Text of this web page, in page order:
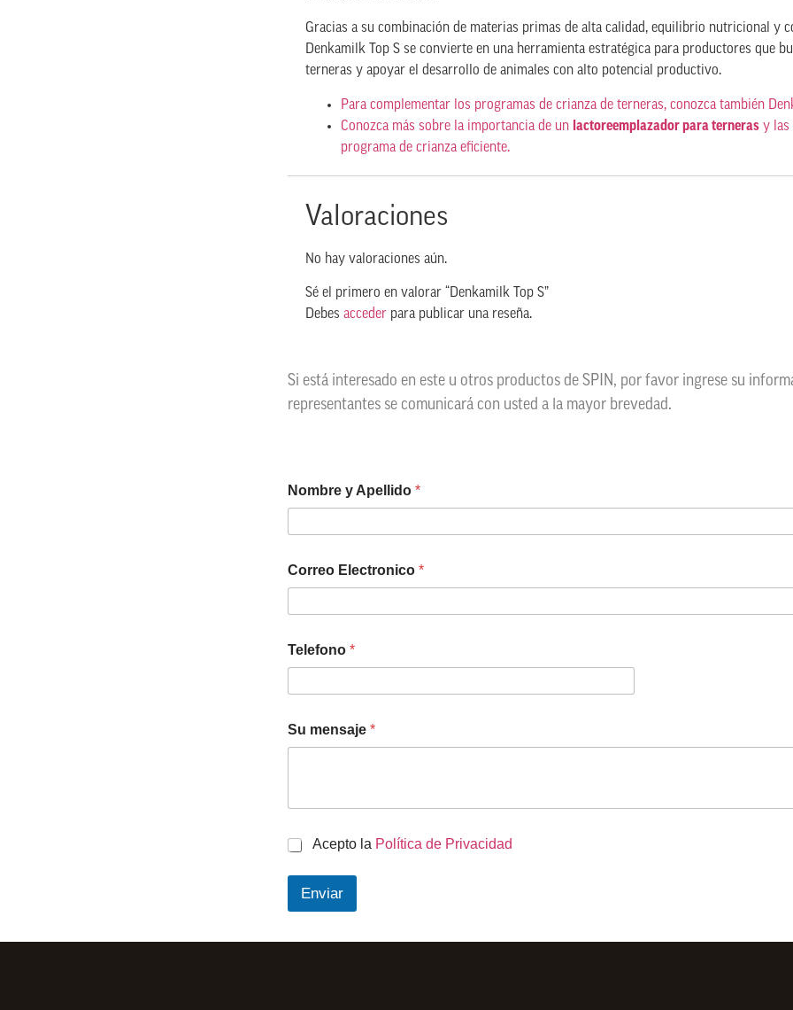
Gracias a su combinación de materias primas de alta calidad, equilibrio nutricional y
Denkamilk Top S se convierte en una herramienta estratégica para productores que
terneras y apoyar el desarrollo de animales con alto potencial productivo.
Para complementar los programas de crianza de terneras, conozca también
Conozca más sobre la importancia de un lactoreemplazador para ternerasy las
programa de crianza eficiente.
Valoraciones
No hay valoraciones aún.
Sé el primero en valorar “Denkamilk Top S”
Debes accederpara publicar una reseña.
Si está interesado en este u otros productos de SPIN, por favor ingrese su
representantes se comunicará con usted a la mayor brevedad.
Nombre y Apellido *
Correo Electronico *
Telefono *
Su mensaje *
C
e
k
o
Acepto la Política de Privacidad
Enviar